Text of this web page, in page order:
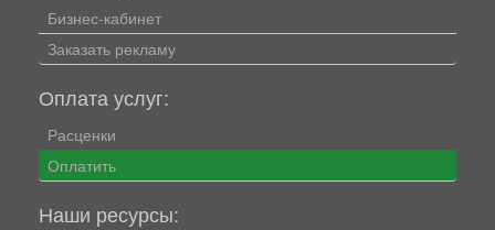
Бизнес-кабинет
Заказать рекламу
Оплата услуг:
Расценки
Оплатить
Наши ресурсы: